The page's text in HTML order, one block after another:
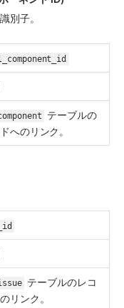
別子。
テーブルの
へのリンク。
テーブルのレコ
リンク。